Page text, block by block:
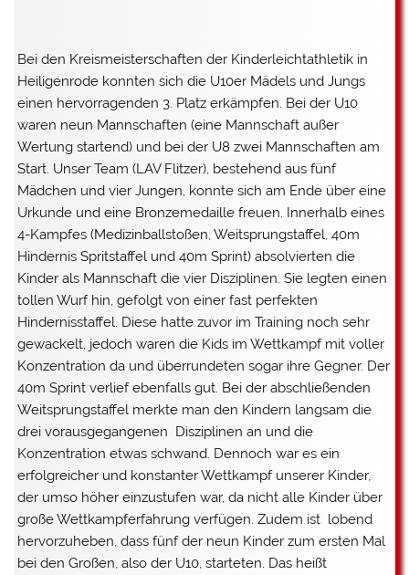
Bei den Kreismeisterschaften der Kinderleichtathletik in
Heiligenrode konnten sich die U10er Mädels und Jungs
einen hervorragenden 3. Platz erkämpfen. Bei der U10
waren neun Mannschaften (eine Mannschaft außer
Wertung startend) und bei der U8 zwei Mannschaften am
Start. Unser Team (LAV Flitzer), bestehend aus fünf
Mädchen und vier Jungen, konnte sich am Ende über eine
Urkunde und eine Bronzemedaille freuen. Innerhalb eines
4-Kampfes (Medizinballstoßen, Weitsprungstaffel, 40m
Hindernis Spritstaffel und 40m Sprint) absolvierten die
Kinder als Mannschaft die vier Disziplinen. Sie legten einen
tollen Wurf hin, gefolgt von einer fast perfekten
Hindernisstaffel. Diese hatte zuvor im Training noch sehr
gewackelt, jedoch waren die Kids im Wettkampf mit voller
Konzentration da und überrundeten sogar ihre Gegner. Der
40m Sprint verlief ebenfalls gut. Bei der abschließenden
Weitsprungstaffel merkte man den Kindern langsam die
drei vorausgegangenen Disziplinen an und die
Konzentration etwas schwand. Dennoch war es ein
erfolgreicher und konstanter Wettkampf unserer Kinder,
der umso höher einzustufen war, da nicht alle Kinder über
große Wettkampferfahrung verfügen. Zudem ist lobend
hervorzuheben, dass fünf der neun Kinder zum ersten Mal
bei den Großen, also der U10, starteten. Das heißt